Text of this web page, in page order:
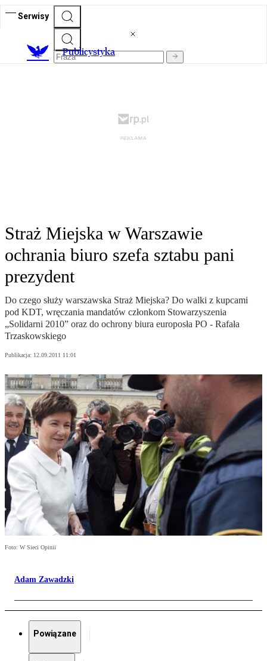
Serwisy
Publicystyka
Straż Miejska w Warszawie
ochrania biuro szefa sztabu pani
prezydent
Do czego służy warszawska Straż Miejska? Do walki z kupcami
pod KDT, wręczania mandatów członkom Stowarzyszenia
„Solidarni 2010” oraz do ochrony biura europosła PO - Rafała
Trzaskowskiego
Publikacja: 12.09.2011 11:01
Foto: W Sieci Opinii
Adam Zawadzki
Powiązane